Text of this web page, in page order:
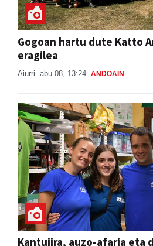
Gogoan hartu dute Katto
eragilea
Aiurri abu 08, 13:24 ANDOAIN
Kantujira, auzo-afaria eta